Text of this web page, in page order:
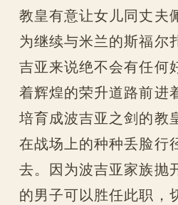
教皇有意让女儿同丈夫
为继续与米兰的斯福尔
吉亚来说绝不会有任何
着辉煌的荣升道路前进
培育成波吉亚之剑的教
在战场上的种种丢脸行
去。因为波吉亚家族抛
的男子可以胜任此职，